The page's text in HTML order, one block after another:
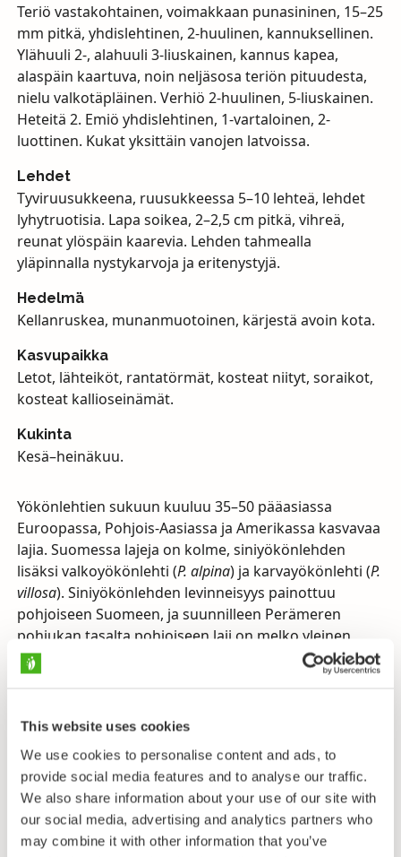
This website uses cookies
We use cookies to personalise content and ads, to
provide social media features and to analyse our traffic.
We also share information about your use of our site with
our social media, advertising and analytics partners who
may combine it with other information that you’ve
Teriö vastakohtainen, voimakkaan punasininen, 15–25
mm pitkä, yhdislehtinen, 2-huulinen, kannuksellinen.
Ylähuuli 2-, alahuuli 3-liuskainen, kannus kapea,
alaspäin kaartuva, noin neljäsosa teriön pituudesta,
nielu valkotäpläinen. Verhiö 2-huulinen, 5-liuskainen.
Heteitä 2. Emiö yhdislehtinen, 1-vartaloinen, 2-
luottinen. Kukat yksittäin vanojen latvoissa.
Lehdet
Tyviruusukkeena, ruusukkeessa 5–10 lehteä, lehdet
lyhytruotisia. Lapa soikea, 2–2,5 cm pitkä, vihreä,
reunat ylöspäin kaarevia. Lehden tahmealla
yläpinnalla nystykarvoja ja eritenystyjä.
Hedelmä
Kellanruskea, munanmuotoinen, kärjestä avoin kota.
Kasvupaikka
Letot, lähteiköt, rantatörmät, kosteat niityt, soraikot,
kosteat kallioseinämät.
Kukinta
Kesä–heinäkuu.
Yökönlehtien sukuun kuuluu 35–50 pääasiassa
Euroopassa, Pohjois-Aasiassa ja Amerikassa kasvavaa
lajia. Suomessa lajeja on kolme, siniyökönlehden
lisäksi valkoyökönlehti (P. alpina) ja karvayökönlehti (P.
villosa). Siniyökönlehden levinneisyys painottuu
pohjoiseen Suomeen, ja suunnilleen Perämeren
pohjukan tasalta pohjoiseen laji on melko yleinen
kaikenlaisilla kosteilla paikoilla. Etelä- ja Keski-
Suomessa se kasvaa enimmäkseen maan itäosissa
laiteilla ja rannoilla. Ahvenanmaalla laji esiintyy
harvinaistunut entisestään levinneisyytensä
eteläosissa, sillä sen kasvupaikat ovat vähentyneet
ojittamisen seurauksena.
Tunnetuimpien lihansyöjäkasviemme kihokkien